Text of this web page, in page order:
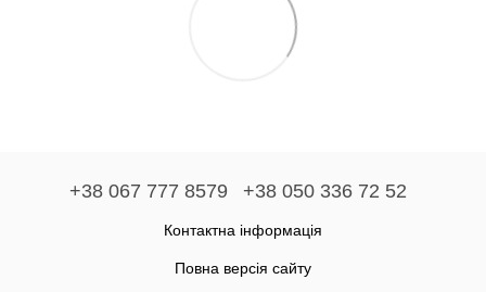
+38 067 777 8579 +38 050 336 72 52
Контактна інформація
Повна версія сайту